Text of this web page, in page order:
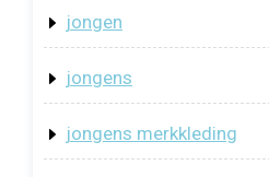
jongen
jongens
jongens merkkleding